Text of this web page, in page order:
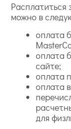
Расплатиться
можно в
оплата
оплата
сайте;
оплата
оплата
для